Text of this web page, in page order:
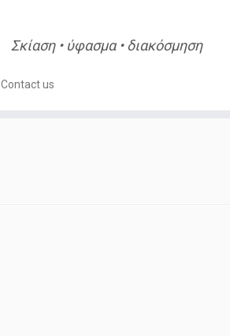
Σκίαση • ύφασμα • διακόσμηση
Contact us